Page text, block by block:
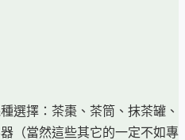
選擇：茶棗、茶筒、抹茶罐、
（當然這些其它的一定不如專